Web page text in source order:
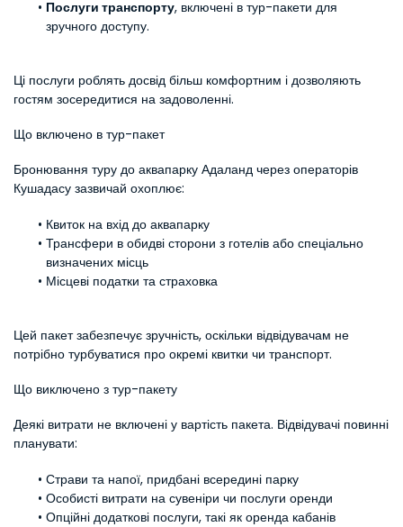
Послуги транспорту, включені в тур-пакети для
зручного доступу.
Ці послуги роблять досвід більш комфортним і дозволяють
гостям зосередитися на задоволенні.
Що включено в тур-пакет
Бронювання туру до аквапарку Адаланд через операторів
Кушадасу зазвичай охоплює:
Квиток на вхід до аквапарку
Трансфери в обидві сторони з готелів або спеціально
визначених місць
Місцеві податки та страховка
Цей пакет забезпечує зручність, оскільки відвідувачам не
потрібно турбуватися про окремі квитки чи транспорт.
Що виключено з тур-пакету
Деякі витрати не включені у вартість пакета. Відвідувачі повинні
планувати:
Страви та напої, придбані всередині парку
Особисті витрати на сувеніри чи послуги оренди
Опційні додаткові послуги, такі як оренда кабанів